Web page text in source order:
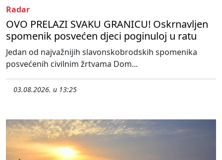
Radar
OVO PRELAZI SVAKU GRANICU! Oskrnavljen
spomenik posvećen djeci poginuloj u ratu
Jedan od najvažnijih slavonskobrodskih spomenika
posvećenih civilnim žrtvama Dom...
03.08.2026. u 13:25